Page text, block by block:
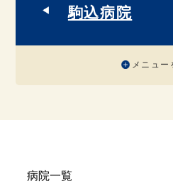
駒込病院
メニュー
病院一覧